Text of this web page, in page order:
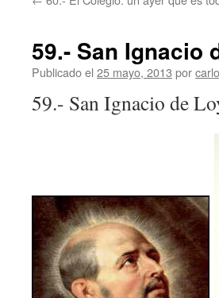
59.- San Ignacio
Publicado el 25 mayo, 2013 por
59.- San Ignacio de